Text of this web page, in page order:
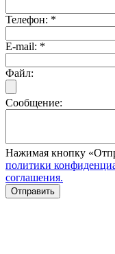
Телефон: *
E-mail: *
Файл:
Сообщение:
Нажимая кнопку
политики
соглашения.
Отправить